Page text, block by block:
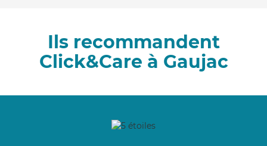
Ils recommandent
Click&Care à Gaujac